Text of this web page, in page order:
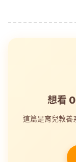
想看
這篇是育兒教